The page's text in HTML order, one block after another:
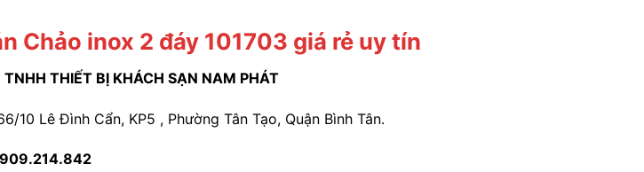
Chảo inox 2 đáy 101703 giá rẻ uy tín
THIẾT BỊ KHÁCH SẠN NAM PHÁT
10 Lê Đình Cẩn, KP5 , Phường Tân Tạo, Quận Bình Tân.